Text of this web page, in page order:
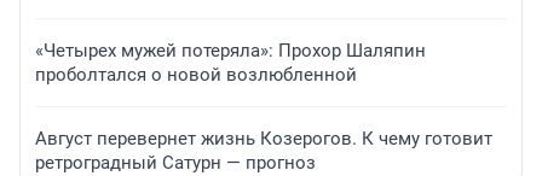
«Четырех мужей потеряла»: Прохор Шаляпин
проболтался о новой возлюбленной
Август перевернет жизнь Козерогов. К чему готовит
ретроградный Сатурн — прогноз